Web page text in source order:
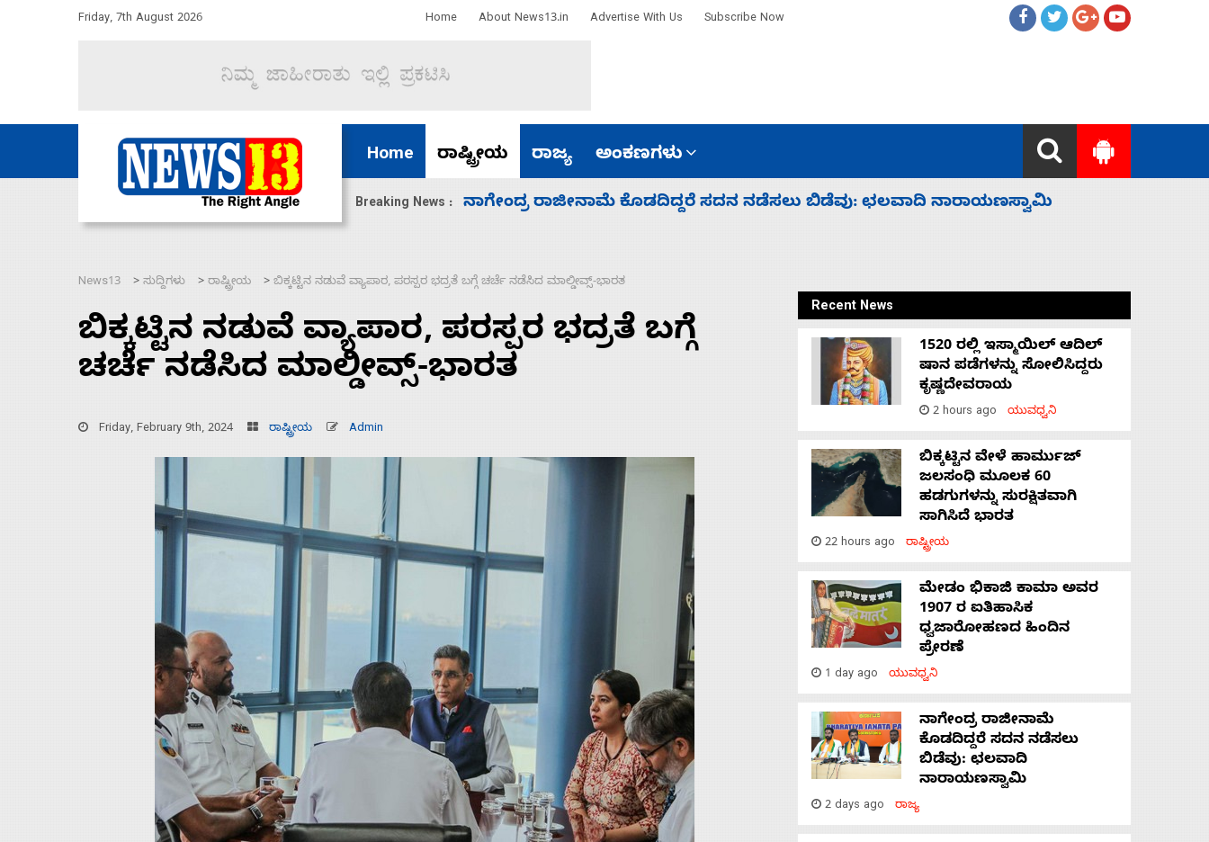
Friday, 7th August 2026 Home About News13.in Advertise With Us Subscribe Now
Home ರಾಷ್ಟ್ರೀಯ ರಾಜ್ಯ ಅಂಕಣಗಳು
Breaking News :
ಸದನ ನಡೆಸಲು ಬಿಡೆವು: ಛಲವಾದಿ ನಾರಾಯಣಸ್ವಾಮಿ ಸಚಿವ ಸಂಪುಟ ವಿಸ್ತರಣೆ ಮಾಡಿದ್ದು ಹಣಬಲ ಮತ್ತು ಹೈಕಮಾಂಡ್ ರಾಜಕಾರಣಕ್ಕೆ: ವಿಜಯೇಂದ್ರ
News13 > ಸುದ್ದಿಗಳು > ರಾಷ್ಟ್ರೀಯ > ಬಿಕ್ಕಟ್ಟಿನ ನಡುವೆ ವ್ಯಾಪಾರ, ಪರಸ್ಪರ ಭದ್ರತೆ ಬಗ್ಗೆ ಚರ್ಚೆ ನಡೆಸಿದ ಮಾಲ್ಡೀವ್ಸ್-ಭಾರತ
ಬಿಕ್ಕಟ್ಟಿನ ನಡುವೆ ವ್ಯಾಪಾರ, ಪರಸ್ಪರ ಭದ್ರತೆ ಬಗ್ಗೆ
ಚರ್ಚೆ ನಡೆಸಿದ ಮಾಲ್ಡೀವ್ಸ್-ಭಾರತ
Friday, February 9th, 2024 ರಾಷ್ಟ್ರೀಯ Admin
Recent News
1520 ರಲ್ಲಿ ಇಸ್ಮಾಯಿಲ್ ಆದಿಲ್
ಷಾನ ಪಡೆಗಳನ್ನು ಸೋಲಿಸಿದ್ದರು
ಕೃಷ್ಣದೇವರಾಯ
2 hours ago ಯುವಧ್ವನಿ
ಬಿಕ್ಕಟ್ಟಿನ ವೇಳೆ ಹಾರ್ಮುಜ್
ಜಲಸಂಧಿ ಮೂಲಕ 60
ಹಡಗುಗಳನ್ನು ಸುರಕ್ಷಿತವಾಗಿ
ಸಾಗಿಸಿದೆ ಭಾರತ
22 hours ago ರಾಷ್ಟ್ರೀಯ
ಮೇಡಂ ಭಿಕಾಜಿ ಕಾಮಾ ಅವರ
1907 ರ ಐತಿಹಾಸಿಕ
ಧ್ವಜಾರೋಹಣದ ಹಿಂದಿನ
ಪ್ರೇರಣೆ
1 day ago ಯುವಧ್ವನಿ
ನಾಗೇಂದ್ರ ರಾಜೀನಾಮೆ
ಕೊಡದಿದ್ದರೆ ಸದನ ನಡೆಸಲು
ಬಿಡೆವು: ಛಲವಾದಿ
ನಾರಾಯಣಸ್ವಾಮಿ
2 days ago ರಾಜ್ಯ